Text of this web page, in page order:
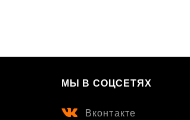
МЫ В СОЦСЕТЯХ
Вконтакте